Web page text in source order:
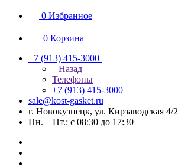
0 Избранное
0 Корзина
+7 (913) 415-3000
Назад
Телефоны
+7 (913) 415-3000
sale@kost-gasket.ru
г. Новокузнецк, ул. Кирзаводская 4/2
Пн. – Пт.: с 08:30 до 17:30